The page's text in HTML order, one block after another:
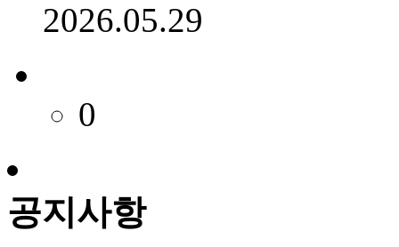
2026.05.29
0
공지사항